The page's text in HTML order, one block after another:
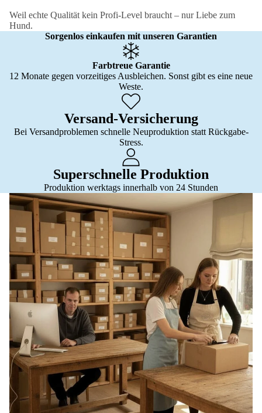
Weil echte Qualität kein Profi-Level braucht – nur Liebe zum
Hund.
Sorgenlos einkaufen mit unseren Garantien
Farbtreue Garantie
12 Monate gegen vorzeitiges Ausbleichen. Sonst gibt es eine neue
Weste.
Versand-Versicherung
Bei Versandproblemen schnelle Neuproduktion statt Rückgabe-
Stress.
Superschnelle Produktion
Produktion werktags innerhalb von 24 Stunden